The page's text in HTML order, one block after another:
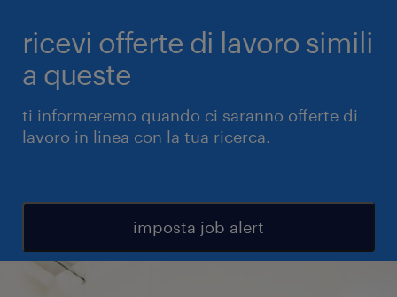
ricevi offerte di lavoro simili
a queste
ti informeremo quando ci saranno offerte di
lavoro in linea con la tua ricerca.
imposta job alert